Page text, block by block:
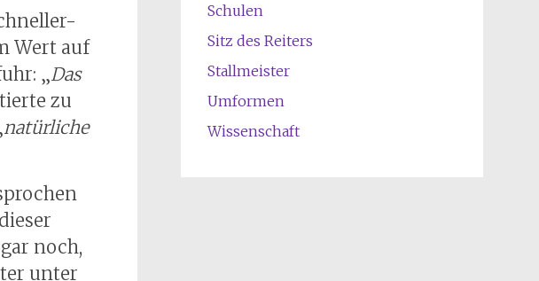
Wert auf
„Das
zu
natürliche
noch,
unter
Schulen
Sitz des Reiters
Stallmeister
Umformen
Wissenschaft